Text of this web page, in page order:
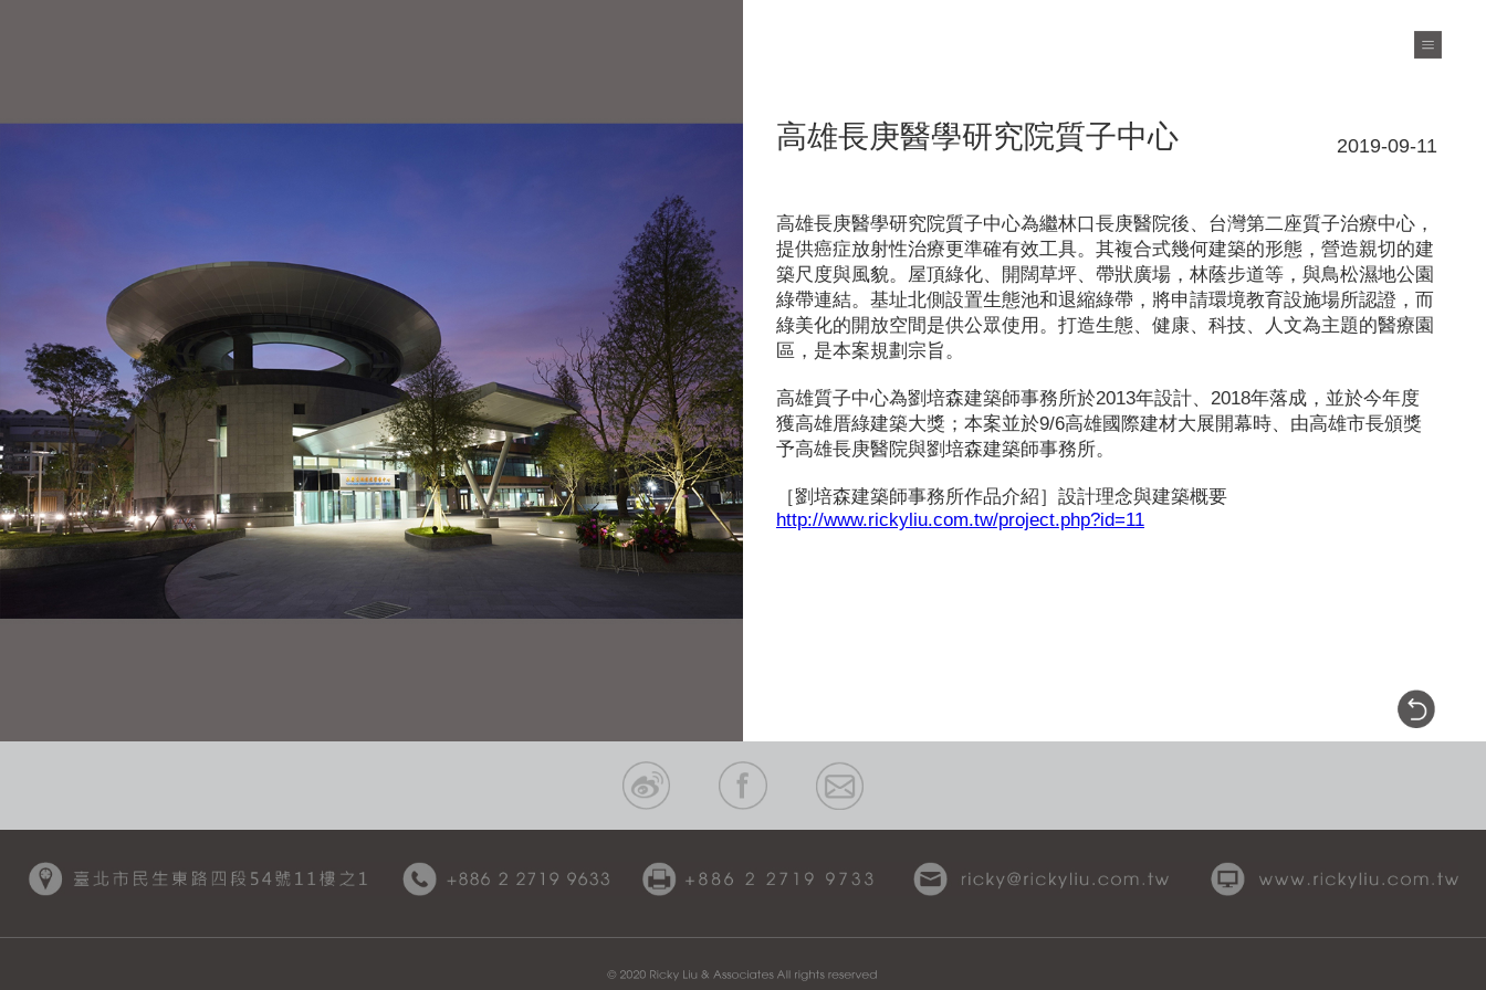
高雄長庚醫學研究院質子中心 2019-09-11
高雄長庚醫學研究院質子中心為繼林口長庚醫院後、台灣第二座質子治療中心，
提供癌症放射性治療更準確有效工具。其複合式幾何建築的形態，營造親切的建
築尺度與風貌。屋頂綠化、開闊草坪、帶狀廣場，林蔭步道等，與鳥松濕地公園
綠帶連結。基址北側設置生態池和退縮綠帶，將申請環境教育設施場所認證，而
綠美化的開放空間是供公眾使用。打造生態、健康、科技、人文為主題的醫療園
區，是本案規劃宗旨。
高雄質子中心為劉培森建築師事務所於2013年設計、 2018年落成，並於今年度
獲高雄厝綠建築大獎；本案並於9/6高雄國際建材大展開幕時、由高雄市長頒獎
予高雄長庚醫院與劉培森建築師事務所。
［劉培森建築師事務所作品介紹］設計理念與建築概要
http://www.rickyliu.com.tw/project.php?id=11